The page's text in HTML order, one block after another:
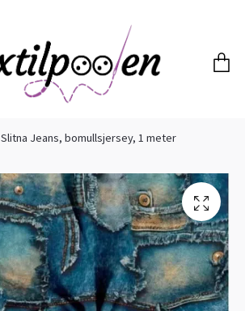
Slitna Jeans, bomullsjersey, 1 meter